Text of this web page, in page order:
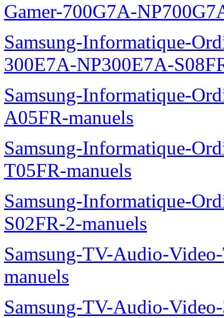
Gamer-700G7A-
Samsung-Informatique-
300E7A-NP300E7A-
Samsung-Informatique-
A05FR-manuels
Samsung-Informatique-
T05FR-manuels
Samsung-Informatique-
S02FR-2-manuels
Samsung-TV-Audio-
manuels
Samsung-TV-Audio-